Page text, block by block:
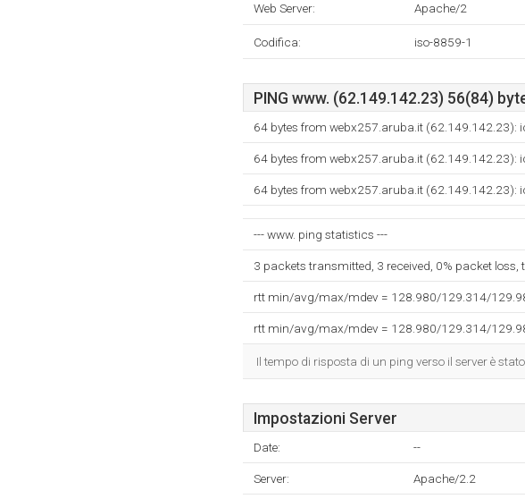
Web Server: Apache/2
Codifica: iso-8859-1
PING www. (62.149.142.23) 56(84)
64 bytes from webx257.aruba.it (62.149.142.23):
64 bytes from webx257.aruba.it (62.149.142.23):
64 bytes from webx257.aruba.it (62.149.142.23):
--- www. ping statistics ---
3 packets transmitted, 3 received, 0% packet loss,
rtt min/avg/max/mdev = 128.980/129.314/
rtt min/avg/max/mdev = 128.980/129.314/
Il tempo di risposta di un ping verso il server è
Impostazioni Server
Date: --
Server: Apache/2.2